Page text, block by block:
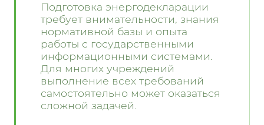
Подготовка энергодекларации
требует внимательности, знания
нормативной базы и опыта
работы с государственными
информационными системами.
Для многих учреждений
выполнение всех требований
самостоятельно может оказаться
сложной задачей.